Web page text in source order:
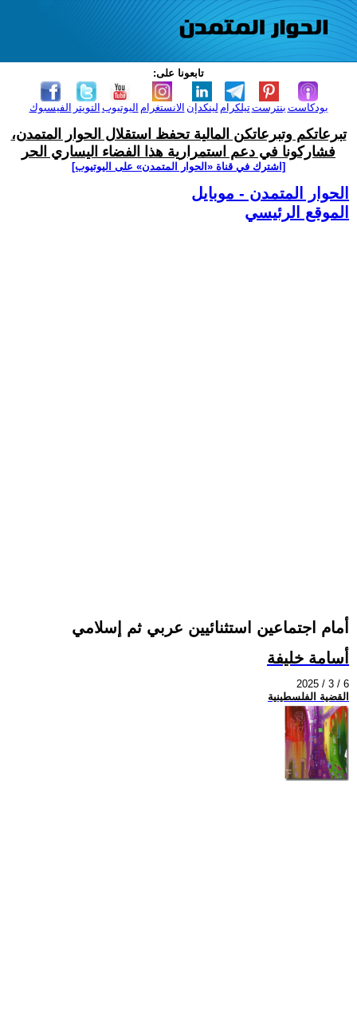
تابعونا على:
الفيسبوك التويتر اليوتيوب الانستغرام لينكدإن تيلكرامبنترست بودكاست
تبرعاتكم وتبرعاتكن المالية تحفظ استقلال الحوار المتمدن،
فشاركونا في دعم استمرارية هذا الفضاء اليساري الحر
[اشترك في قناة ‫«الحوار المتمدن» على اليوتيوب]
الحوار المتمدن - موبايل
الموقع الرئيسي
أمام اجتماعين استثنائيين عربي ثم إسلامي
أسامة خليفة
2025 / 3 / 6
القضية الفلسطينية